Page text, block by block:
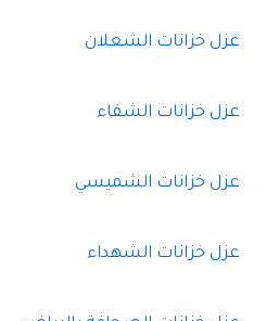
عزل خزانات الشعلان
عزل خزانات الشفاء
عزل خزانات الشميسي
عزل خزانات الشهداء